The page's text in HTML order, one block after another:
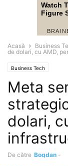
Acasă Business
de dolari, cu AMD,
Business Tech
Meta
dolari,
De către Bogdan -